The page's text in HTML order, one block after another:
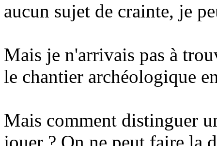
aucun sujet de crainte, je
Mais je n'arrivais pas à
le chantier archéologique
Mais comment distinguer